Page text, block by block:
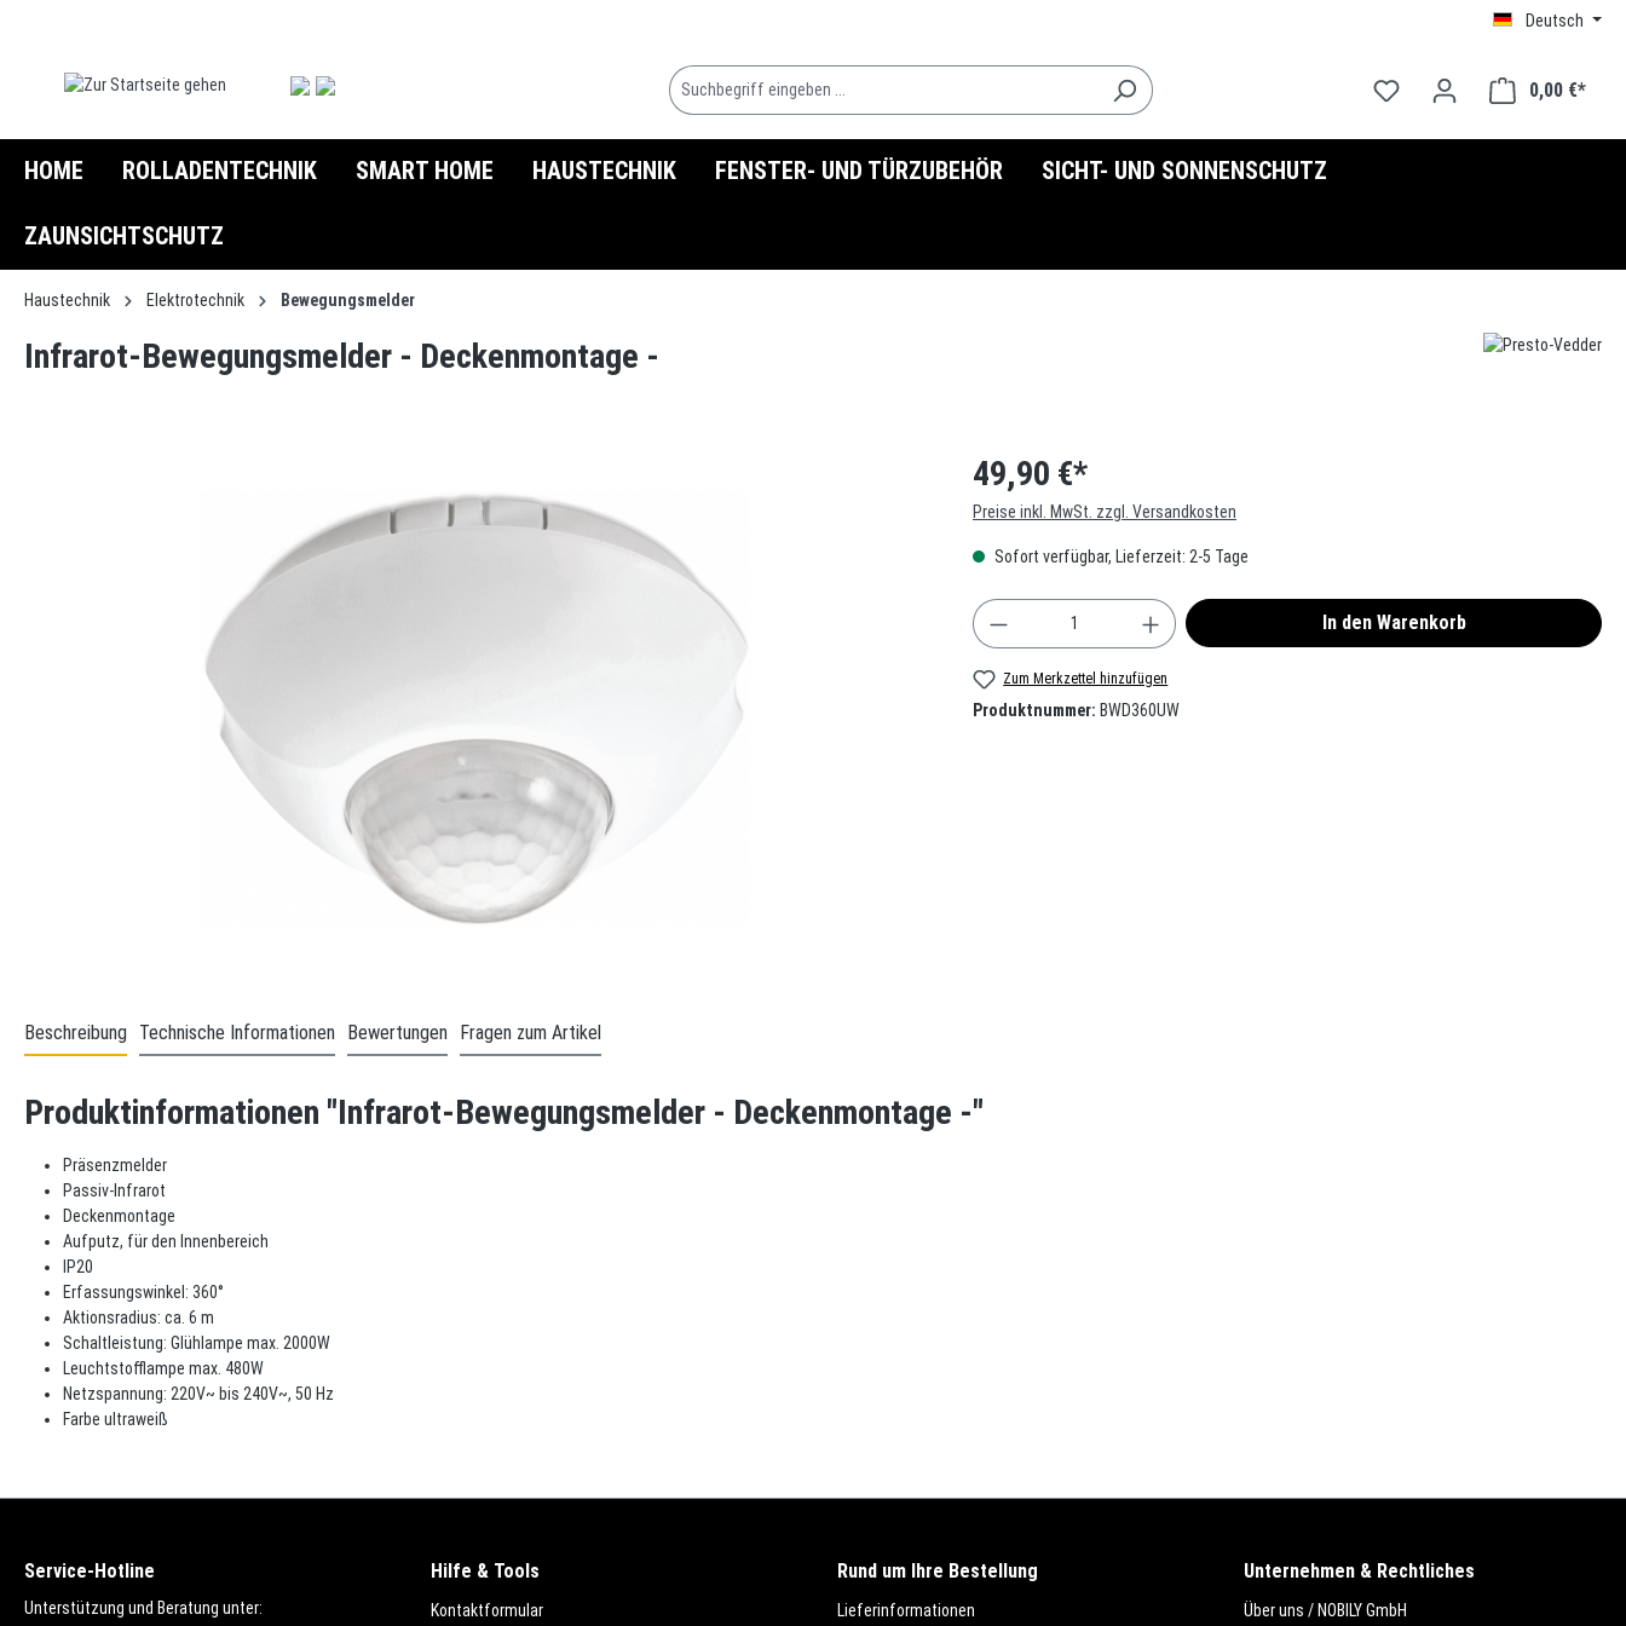
Deutsch
0,00 €*
HOME ROLLADENTECHNIK SMART HOME HAUSTECHNIK FENSTER- UND TÜRZUBEHÖR SICHT- UND SONNENSCHUTZ
ZAUNSICHTSCHUTZ
Haustechnik Elektrotechnik Bewegungsmelder
Infrarot-Bewegungsmelder - Deckenmontage -
49,90 €*
Preise inkl. MwSt. zzgl. Versandkosten
Sofort verfügbar, Lieferzeit: 2-5 Tage
Produkt Anzahl: Gib den gewünschten Wert ein oder
In den Warenkorb
Zum Merkzettel hinzufügen
Produktnummer: BWD360UW
Beschreibung Technische Informationen Bewertungen Fragen zum Artikel
Produktinformationen "Infrarot-Bewegungsmelder - Deckenmontage -"
Präsenzmelder
Passiv-Infrarot
Deckenmontage
Aufputz, für den Innenbereich
IP20
Erfassungswinkel: 360°
Aktionsradius: ca. 6 m
Schaltleistung: Glühlampe max. 2000W
Leuchtstofflampe max. 480W
Netzspannung: 220V~ bis 240V~, 50 Hz
Farbe ultraweiß
Service-Hotline
Unterstützung und Beratung unter:
Hilfe & Tools
Kontaktformular
Rund um Ihre Bestellung
Lieferinformationen
Unternehmen & Rechtliches
Über uns / NOBILY GmbH